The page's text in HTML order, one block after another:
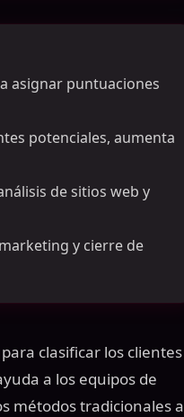
asignar puntuaciones
potenciales, aumenta
de sitios web y
y cierre de
clasificar los clientes
a los equipos de
métodos tradicionales a